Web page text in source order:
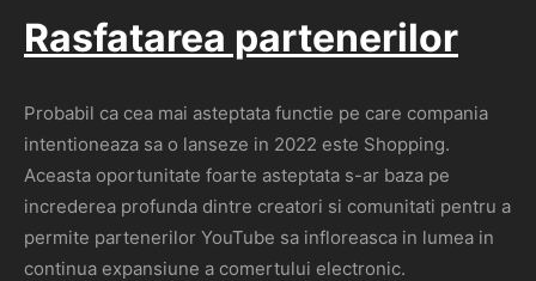
Rasfatarea partenerilor
Probabil ca cea mai asteptata functie pe care compania
intentioneaza sa o lanseze in 2022 este Shopping.
Aceasta oportunitate foarte asteptata s-ar baza pe
increderea profunda dintre creatori si comunitati pentru a
permite partenerilor YouTube sa infloreasca in lumea in
continua expansiune a comertului electronic.